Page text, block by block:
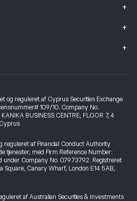
+
+
+
og reguleret af Cyprus Securities Exchange
109/10. Company No.
BUSINESS CENTRE, FLOOR 7, 4
reguleret af Financial Conduct Authority
tjenester, med Firm Reference Number:
under Company No. 07973792. Registreret
Square, Canary Wharf, London E14 5AB,
af Australian Securities & Investments